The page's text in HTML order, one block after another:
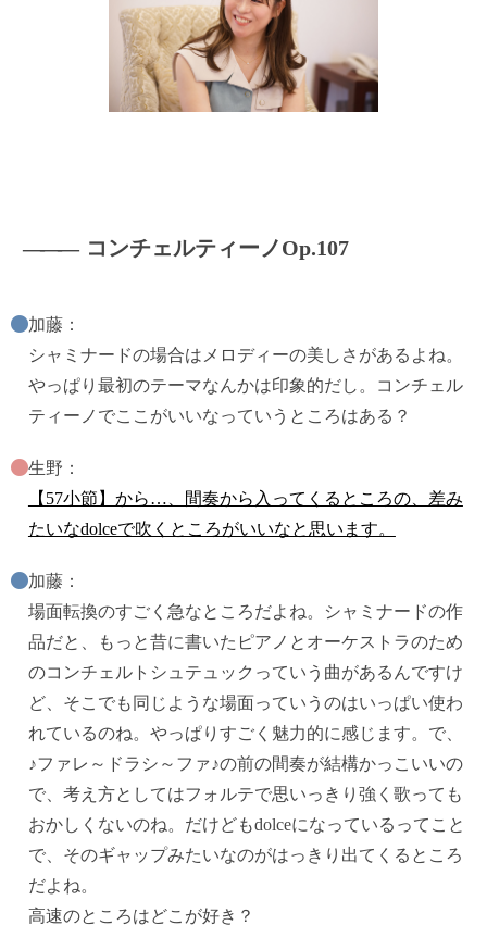
――― コンチェルティーノOp.107
加藤：
シャミナードの場合はメロディーの美しさがあるよね。
やっぱり最初のテーマなんかは印象的だし。コンチェル
ティーノでここがいいなっていうところはある？
生野：
【57小節】から…、間奏から入ってくるところの、差み
たいなdolceで吹くところがいいなと思います。
加藤：
場面転換のすごく急なところだよね。シャミナードの作
品だと、もっと昔に書いたピアノとオーケストラのため
のコンチェルトシュテュックっていう曲があるんですけ
ど、そこでも同じような場面っていうのはいっぱい使わ
れているのね。やっぱりすごく魅力的に感じます。で、
♪ファレ～ドラシ～ファ♪の前の間奏が結構かっこいいの
で、考え方としてはフォルテで思いっきり強く歌っても
おかしくないのね。だけどもdolceになっているってこと
で、そのギャップみたいなのがはっきり出てくるところ
だよね。
高速のところはどこが好き？